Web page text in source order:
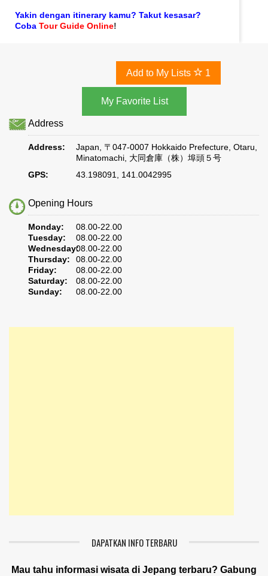
Yakin dengan itinerary kamu? Takut kesasar?
Coba Tour Guide Online!
Add to My Lists 1
Address
Address:
Japan, 〒047-0007 Hokkaido Prefecture, Otaru,
Minatomachi, 大同倉庫（株）埠頭５号
GPS:
43.198091, 141.0042995
Opening Hours
Monday:
08.00-22.00
Tuesday:
08.00-22.00
Wednesday:08.00-22.00
Thursday:
08.00-22.00
Friday:
08.00-22.00
Saturday:
08.00-22.00
Sunday:
08.00-22.00
DAPATKAN INFO TERBARU
Mau tahu informasi wisata di Jepang terbaru? Gabung